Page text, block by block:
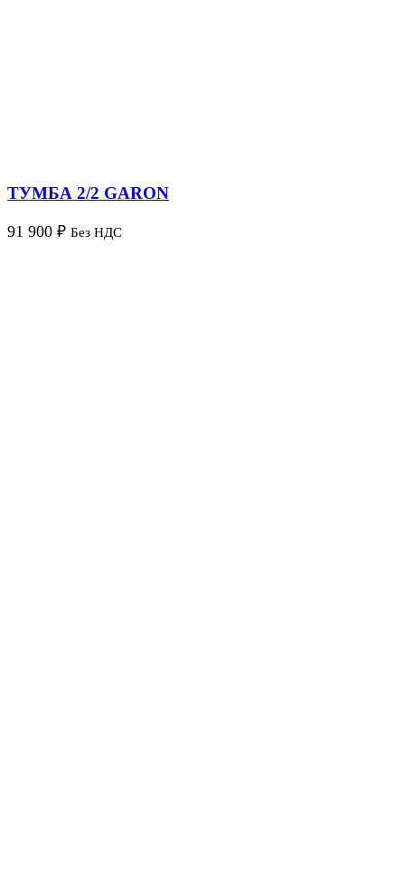
ТУМБА 2/2 GARON
91 900 ₽ Без НДС